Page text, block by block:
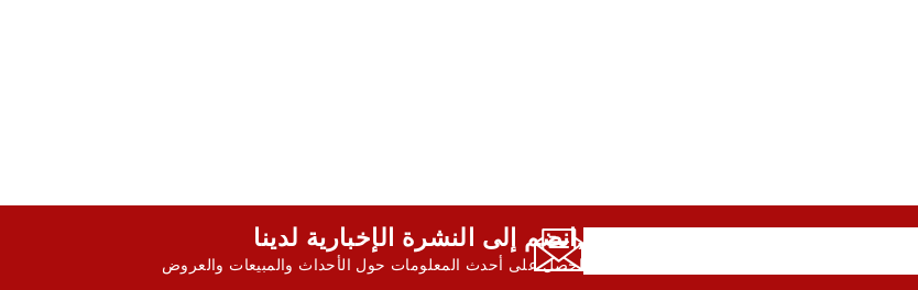
انضم إلى النشرة الإخبارية لدينا,
احصل على أحدث المعلومات حول الأحداث والمبيعات والعروض